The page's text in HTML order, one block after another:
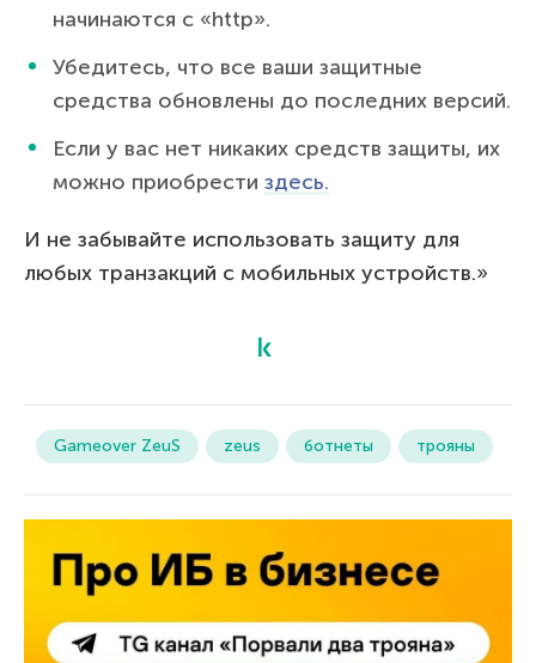
начинаются с «http».
Убедитесь, что все ваши защитные
средства обновлены до последних версий.
Если у вас нет никаких средств защиты, их
можно приобрести здесь.
И не забывайте использовать защиту для
любых транзакций с мобильных устройств.»
Gameover ZeuS zeus ботнеты трояны